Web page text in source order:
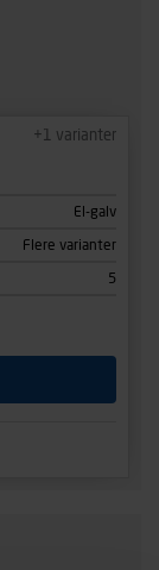
+1 varianter
El-galv
Flere varianter
5